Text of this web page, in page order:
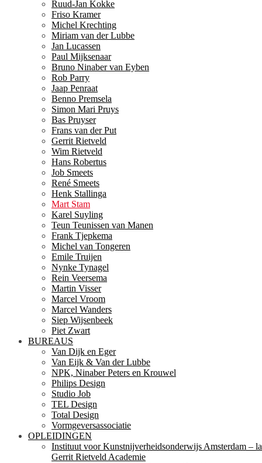
Ruud-Jan Kokke
Friso Kramer
Michel Krechting
Miriam van der Lubbe
Jan Lucassen
Paul Mijksenaar
Bruno Ninaber van Eyben
Rob Parry
Jaap Penraat
Benno Premsela
Simon Mari Pruys
Bas Pruyser
Frans van der Put
Gerrit Rietveld
Wim Rietveld
Hans Robertus
Job Smeets
René Smeets
Henk Stallinga
Mart Stam
Karel Suyling
Teun Teunissen van Manen
Frank Tjepkema
Michel van Tongeren
Emile Truijen
Nynke Tynagel
Rein Veersema
Martin Visser
Marcel Vroom
Marcel Wanders
Siep Wijsenbeek
Piet Zwart
BUREAUS
Van Dijk en Eger
Van Eijk & Van der Lubbe
NPK, Ninaber Peters en Krouwel
Philips Design
Studio Job
TEL Design
Total Design
Vormgeversassociatie
OPLEIDINGEN
Instituut voor Kunstnijverheidsonderwijs Amsterdam –
Gerrit Rietveld Academie